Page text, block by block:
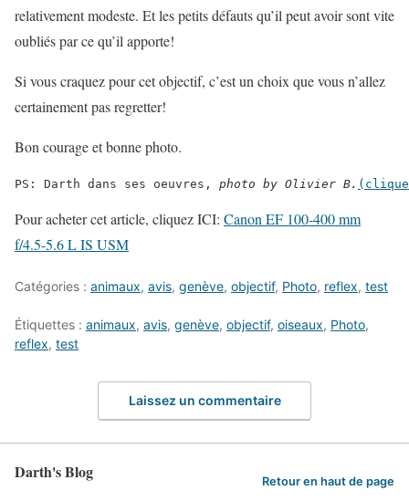
relativement modeste. Et les petits défauts qu’il peut avoir sont vite
oubliés par ce qu’il apporte!
Si vous craquez pour cet objectif, c’est un choix que vous n’allez
certainement pas regretter!
Bon courage et bonne photo.
PS: Darth dans ses oeuvres, photo by Olivier B.
Pour acheter cet article, cliquez ICI: Canon EF 100-400 mm
f/4.5-5.6 L IS USM
Catégories : animaux, avis, genève, objectif, Photo, reflex, test
Étiquettes : animaux, avis, genève, objectif, oiseaux, Photo,
reflex, test
Laissez un commentaire
Darth's Blog Retour en haut de page